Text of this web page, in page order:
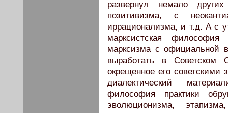
развернул немало
позитивизма, с
иррационализма, и т.д. А с
марксистская
марксизма с официальной
выработать в Советском
окрещенное его советскими
диалектический
философия практики
эволюционизма,